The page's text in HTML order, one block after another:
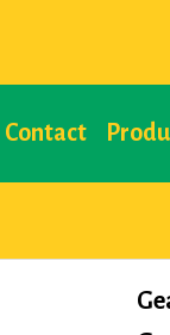
Contact